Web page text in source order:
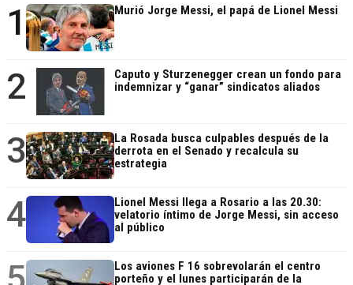
1 Murió Jorge Messi, el papá de Lionel Messi
2
Caputo y Sturzenegger crean un fondo para
indemnizar y “ganar” sindicatos aliados
3
La Rosada busca culpables después de la
derrota en el Senado y recalcula su
estrategia
4
Lionel Messi llega a Rosario a las 20.30:
velatorio íntimo de Jorge Messi, sin acceso
al público
Los aviones F 16 sobrevolarán el centro
porteño y el lunes participarán de la